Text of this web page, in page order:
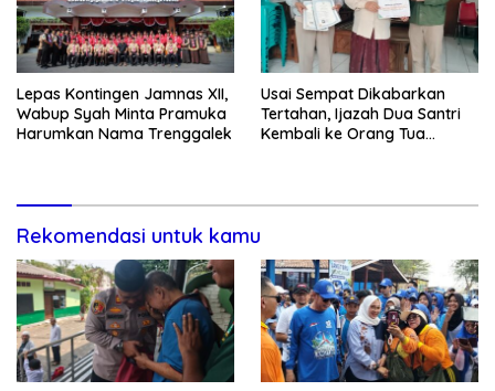
Lepas Kontingen Jamnas XII,
Wabup Syah Minta Pramuka
Harumkan Nama Trenggalek
Usai Sempat Dikabarkan
Tertahan, Ijazah Dua Santri
Kembali ke Orang Tua
Rekomendasi untuk kamu